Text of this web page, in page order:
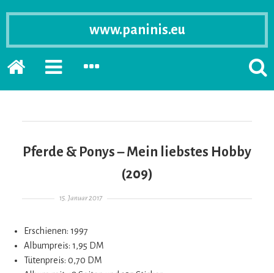
www.paninis.eu
Startseite
PRIMÄRE
ERWEITERN
SEKUNDÄRE
ERWEITERN
Pferde & Ponys – Mein liebstes Hobby
(209)
Gepostet am
15. Januar 2017
Erschienen: 1997
Albumpreis: 1,95 DM
Tütenpreis: 0,70 DM